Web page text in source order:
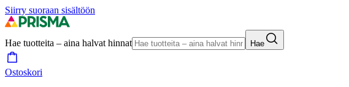
Siirry suoraan sisältöön
Hae tuotteita – aina halvat hinnat Hae
Ostoskori